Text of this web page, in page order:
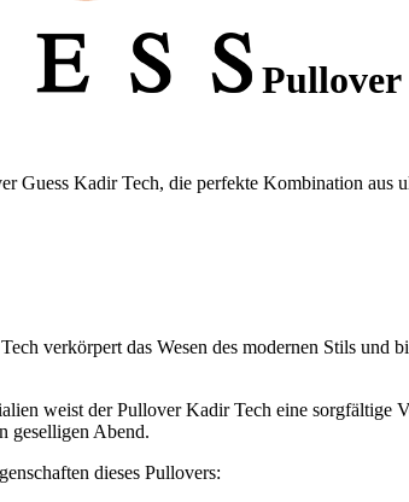
Guess Kadir Tech, die perfekte Kombination
verkörpert das Wesen des modernen Stils
weist der Pullover Kadir Tech eine sorgfältige
geselligen Abend.
dieses Pullovers: